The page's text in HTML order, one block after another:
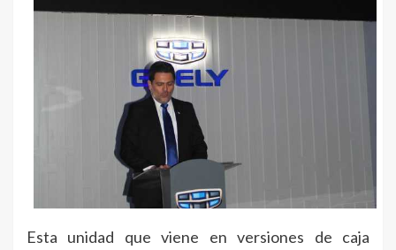
Esta unidad que viene en versiones de caja